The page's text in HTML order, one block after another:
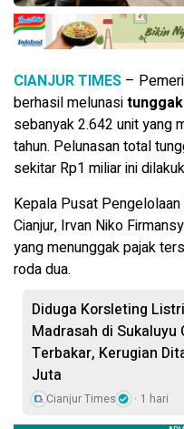
CIANJUR TIMES –
berhasil melunasi
sebanyak 2.642 unit yang
tahun. Pelunasan total
sekitar Rp1 miliar ini
Kepala Pusat
Cianjur, Irvan Niko
yang menunggak pajak
roda dua.
Diduga Korsleting
Madrasah di Sukaluyu
Terbakar, Kerugian
Juta
Cianjur Times 1 hari